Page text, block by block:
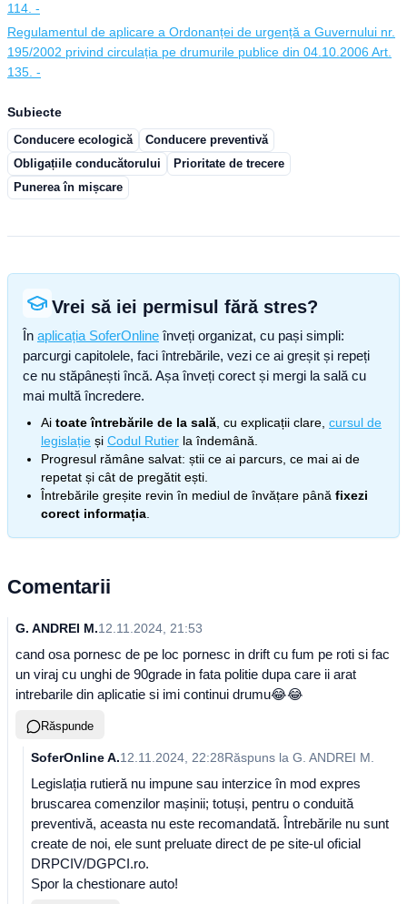
114. -
Regulamentul de aplicare a Ordonanței de urgență a Guvernului nr.
195/2002 privind circulația pe drumurile publice din 04.10.2006 Art.
135. -
Subiecte
Conducere ecologică
Conducere preventivă
Obligațiile conducătorului
Prioritate de trecere
Punerea în mișcare
Vrei să iei permisul fără stres?
În aplicația SoferOnline înveți organizat, cu pași simpli:
parcurgi capitolele, faci întrebările, vezi ce ai greșit și repeți
ce nu stăpânești încă. Așa înveți corect și mergi la sală cu
mai multă încredere.
Ai toate întrebările de la sală , cu explicații clare, cursul de
legislație și Codul Rutier la îndemână.
Progresul rămâne salvat: știi ce ai parcurs, ce mai ai de
repetat și cât de pregătit ești.
Întrebările greșite revin în mediul de învățare până fixezi
corect informația
Comentarii
G. ANDREI M.12.11.2024, 21:53
cand osa pornesc de pe loc pornesc in drift cu fum pe roti si fac
un viraj cu unghi de 90grade in fata politie dupa care ii arat
intrebarile din aplicatie si imi continui drumu😂😂
Răspunde
SoferOnline A.12.11.2024, 22:28Răspuns la G. ANDREI M.
Legislația rutieră nu impune sau interzice în mod expres
bruscarea comenzilor mașinii; totuși, pentru o conduită
preventivă, aceasta nu este recomandată. Întrebările nu sunt
create de noi, ele sunt preluate direct de pe site-ul oficial
DRPCIV/DGPCI.ro.
Spor la chestionare auto!